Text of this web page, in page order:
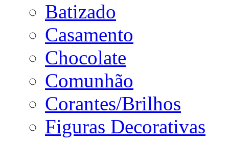
Batizado
Casamento
Chocolate
Comunhão
Corantes/Brilhos
Figuras Decorativas